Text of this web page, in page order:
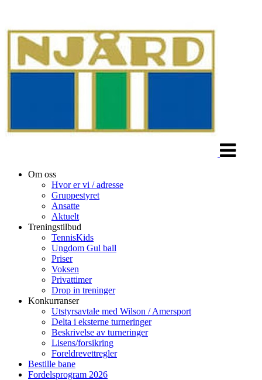
Om oss
Hvor er vi / adresse
Gruppestyret
Ansatte
Aktuelt
Treningstilbud
TennisKids
Ungdom Gul ball
Priser
Voksen
Privattimer
Drop in treninger
Konkurranser
Utstyrsavtale med Wilson / Amersport
Delta i eksterne turneringer
Beskrivelse av turneringer
Lisens/forsikring
Foreldrevettregler
Bestille bane
Fordelsprogram 2026